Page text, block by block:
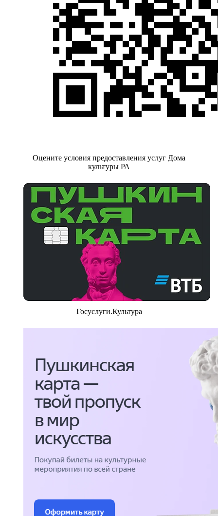
Оцените условия предоставления услуг Дома
культуры РА
Госуслуги.Культура